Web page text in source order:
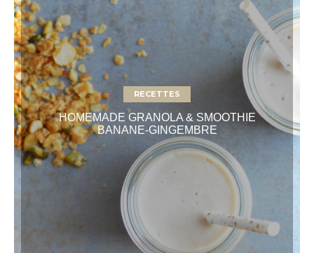
RECETTES
HOMEMADE GRANOLA & SMOOTHIE
BANANE-GINGEMBRE